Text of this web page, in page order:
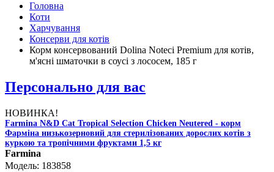
Головна
Коти
Харчування
Консерви для котів
Корм консервований Dolina Noteci Premium для котів,
м'ясні шматочки в соусі з лососем, 185 г
Персонально для вас
НОВИНКА!
Farmina N&D Cat Tropical Selection Chicken Neutered - корм
Фарміна низькозерновий для стерилізованих дорослих котів з
куркою та тропічними фруктами 1,5 кг
Farmina
183858